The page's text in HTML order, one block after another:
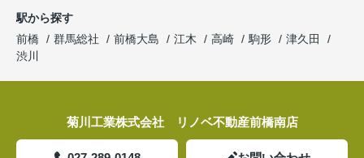
駅から探す
前橋
群馬総社 前橋大島 江木 高崎 駒形
津久田
渋川
菊川工業株式会社 リノベ不動産前橋南店